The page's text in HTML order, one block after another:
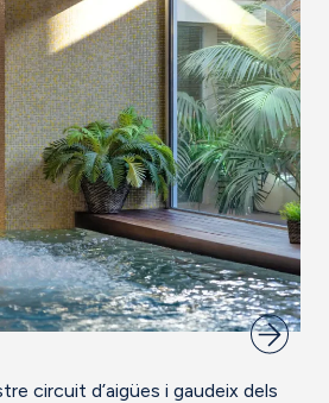
circuit d’aigües i gaudeix dels